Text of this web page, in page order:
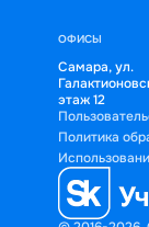
ОФИСЫ
Самара, ул.
этаж 12
Политика